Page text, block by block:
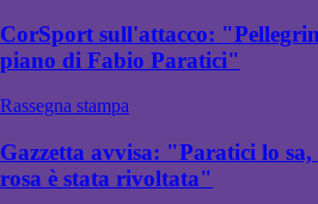
CorSport sull'attacco:
piano di Fabio Paratici"
Rassegna stampa
Gazzetta avvisa: "Paratici lo
rosa è stata rivoltata"